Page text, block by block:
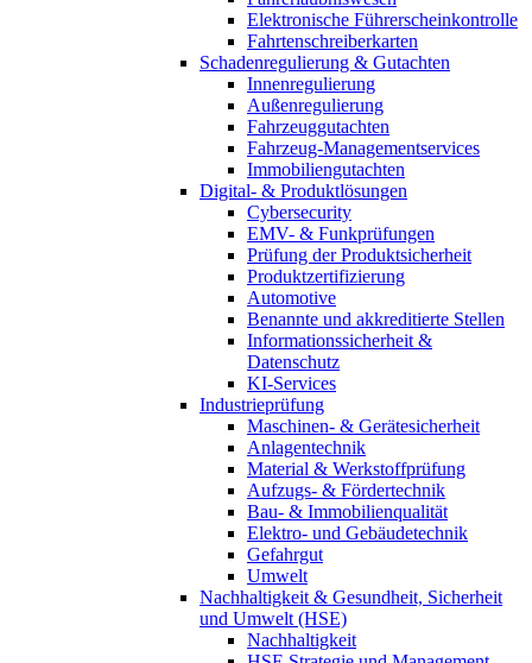
Elektronische Führerscheinkontrolle
Fahrtenschreiberkarten
Schadenregulierung & Gutachten
Innenregulierung
Außenregulierung
Fahrzeuggutachten
Fahrzeug-Managementservices
Immobiliengutachten
Digital- & Produktlösungen
Cybersecurity
EMV- & Funkprüfungen
Prüfung der Produktsicherheit
Produktzertifizierung
Automotive
Benannte und akkreditierte Stellen
Informationssicherheit &
Datenschutz
KI-Services
Industrieprüfung
Maschinen- & Gerätesicherheit
Anlagentechnik
Material & Werkstoffprüfung
Aufzugs- & Fördertechnik
Bau- & Immobilienqualität
Elektro- und Gebäudetechnik
Gefahrgut
Umwelt
Nachhaltigkeit & Gesundheit, Sicherheit
und Umwelt (HSE)
Nachhaltigkeit